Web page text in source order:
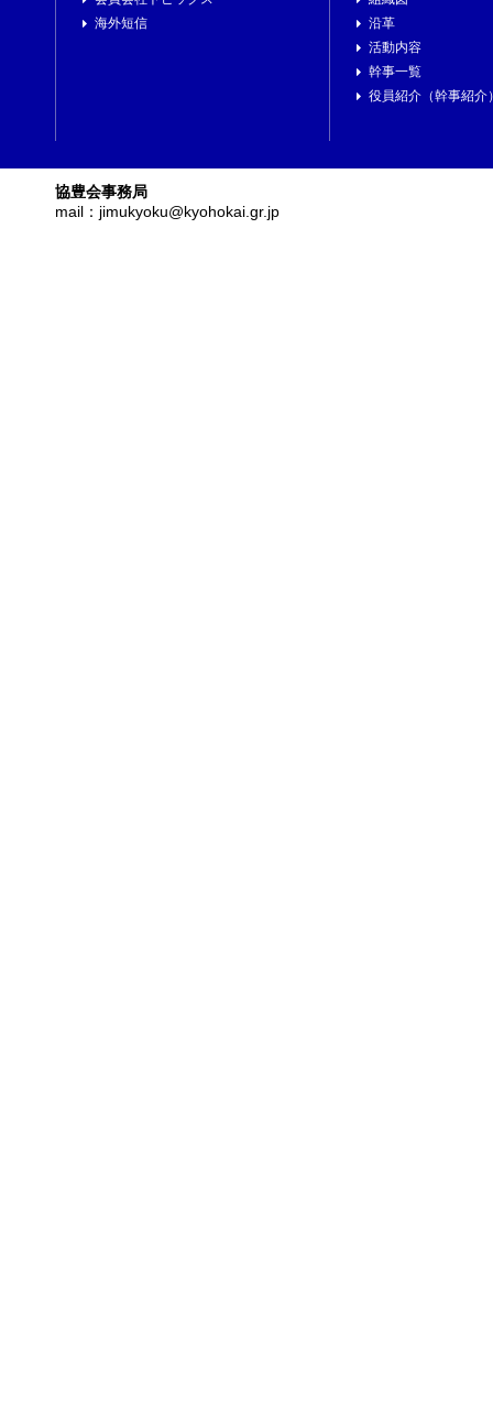
海外短信
沿革
活動内容
幹事一覧
役員紹介（幹事紹介
協豊会事務局
mail：jimukyoku@kyohokai.gr.jp